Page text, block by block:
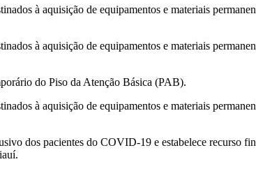
à aquisição de equipamentos e materiais
à aquisição de equipamentos e materiais
do Piso da Atenção Básica (PAB).
à aquisição de equipamentos e materiais
dos pacientes do COVID-19 e estabelece recurso